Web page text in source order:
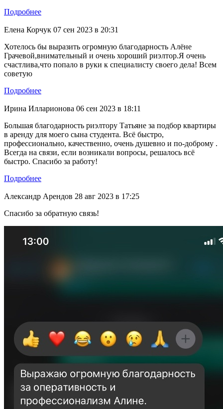
Подробнее
Елена Корчук 07 сен 2023 в 20:31
Хотелось бы выразить огромную благодарность Алёне
Грачевой,внимательный и очень хороший риэлтор.Я очень
счастлива,что попало в руки к специалисту своего дела! Всем
советую
Подробнее
Ирина Илларионова 06 сен 2023 в 18:11
Большая благодарность риэлтору Татьяне за подбор квартиры
в аренду для моего сына студента. Всё быстро,
профессионально, качественно, очень душевно и по-доброму .
Всегда на связи, если возникали вопросы, решалось всё
быстро. Спасибо за работу!
Подробнее
Александр Арендов 28 авг 2023 в 17:25
Спасибо за обратную связь!